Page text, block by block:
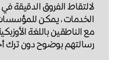
لالتقاط الفروق الدقيقة
الخدمات ، يمكن
مع الناطقين باللغة
رسالتهم بوضوح دون ترك